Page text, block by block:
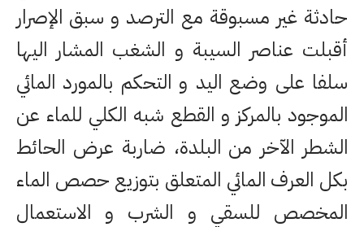
حادثة غير مسبوقة مع الترصد و سبق الإصرار
أقبلت عناصر السيبة و الشغب المشار اليها
سلفا على وضع اليد و التحكم بالمورد المائي
الموجود بالمركز و القطع شبه الكلي للماء عن
الشطر الآخر من البلدة، ضاربة عرض الحائط
بكل العرف المائي المتعلق بتوزيع حصص الماء
المخصص للسقي و الشرب و الاستعمال